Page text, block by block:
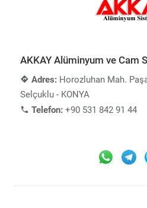
AKKAY Alüminyum ve Cam
Adres: Horozluhan Mah.
Selçuklu - KONYA
Telefon: +90 531 842 91 44